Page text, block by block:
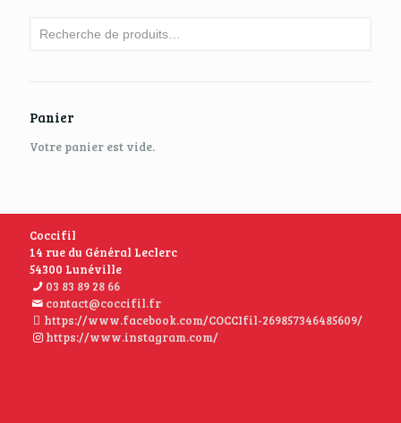
Panier
Votre panier est vide.
Coccifil
14 rue du Général Leclerc
54300 Lunéville
03 83 89 28 66
contact@coccifil.fr
https://www.facebook.com/COCCIfil-269857346485609/
https://www.instagram.com/